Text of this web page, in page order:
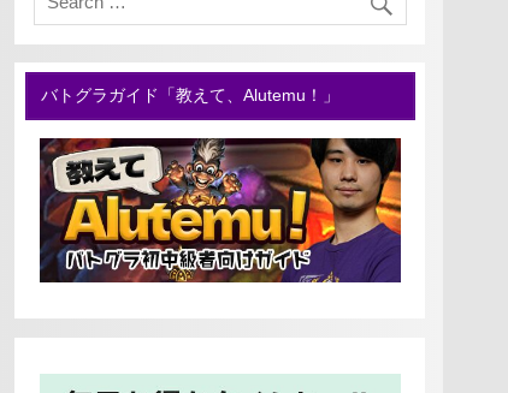
バトグラガイド「教えて、Alutemu！」